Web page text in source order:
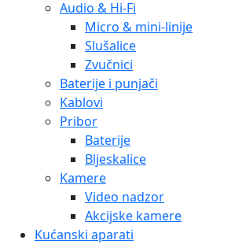
Audio & Hi-Fi
Micro & mini-linije
Slušalice
Zvučnici
Baterije i punjači
Kablovi
Pribor
Baterije
Bljeskalice
Kamere
Video nadzor
Akcijske kamere
Kućanski aparati